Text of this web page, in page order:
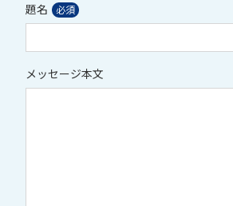
題名
メッセージ本文